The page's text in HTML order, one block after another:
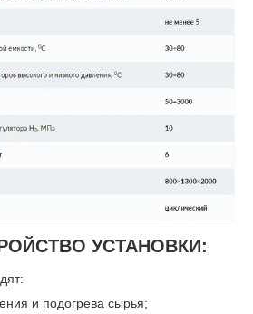
УСТАНОВКИ:
и подогрева сырья;